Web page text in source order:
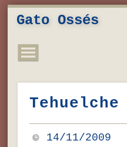
Gato Ossés
Tehuelche
14/11/2009